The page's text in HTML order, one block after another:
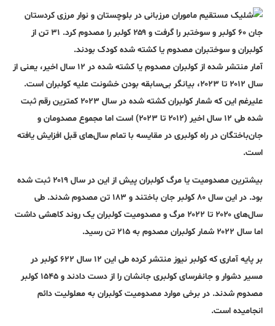
آمار منتشر شده از کولبران مصدوم یا کشته شده در ۱۲ سال اخیر، یعنی از
سال ۲۰۱۲ تا ۲۰۲۳، بیانگر بی‌سابقه بودن خشونت علیه کولبران است.
علیرغم این که شمار کولبران کشته شده در سال ۲۰۲۳ کمترین رقم ثبت
شده طی ۱۲ سال اخیر (۲۰۱۲ تا ۲۰۲۳) است اما مجموع مصدومان و
جان‌باختگان در راه کولبری در مقایسه با تمام سال‌های قبل افزایش یافته
است.
بیشترین مصدومیت یا مرگ کولبران پیش از این در سال ۲۰۱۹ ثبت شده
بود. در این سال ۸۰ کولبر جان باختند و ۱۸۳ تن مصدوم شدند. طی
سال‌های ۲۰۲۰ تا ۲۰۲۲ مرگ و مصدومیت کولبران یک روند کاهشی داشت
اما سال ۲۰۲۲ شمار کولبران مصدوم به ۲۱۵ تن رسید.
بر پایه آماری که کولبر نیوز منتشر کرده طی این ۱۲ سال ۶۲۲ کولبر در
مسیر دشوار و جانفرسای کولبری جانشان را از دست دادند و ۱۵۴۵ کولبر
مصدوم شدند. در برخی موارد مصدومیت کولبران به معلولیت دائم
انجامیده است.